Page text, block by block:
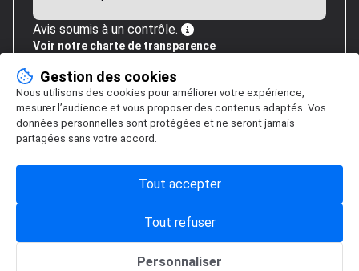
Avis soumis à un contrôle.
Voir notre charte de transparence
Gestion des cookies
Gestion des cookies
Nous utilisons des cookies pour améliorer votre expérience,
mesurer l’audience et vous proposer des contenus adaptés. Vos
données personnelles sont protégées et ne seront jamais
partagées sans votre accord.
Personnaliser
Tout refuser
Tout accepter